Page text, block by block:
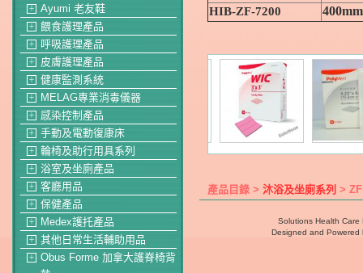
＋ Ayumi 老友鞋
＋ 餵食護理產品
＋ 呼吸護理產品
＋ 皮膚護理產品
＋ 健康監測系統
＋ MELAG專業消毒儀器
＋ 感染控制產品
＋ 手動及電動復康床
＋ 輪椅及助行用具系列
＋ 浴室及坐廁產品
＋ 客廳用品
＋ 保健產品
＋ Medex護托產品
＋ 其他日常生活輔助用品
＋
Obus Forme 加拿大護脊椅背
HIB-ZF-7200
產品目錄 > 沐浴及坐廁系列 >
Solutions Health Care
Designed and